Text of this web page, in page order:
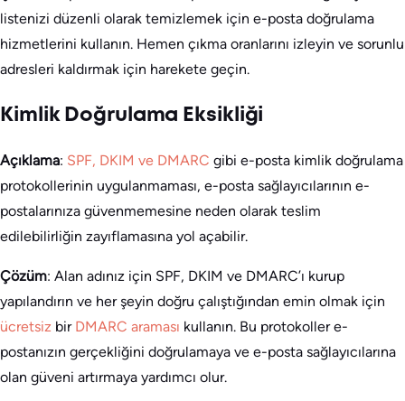
listenizi düzenli olarak temizlemek için e-posta doğrulama
hizmetlerini kullanın. Hemen çıkma oranlarını izleyin ve sorunlu
adresleri kaldırmak için harekete geçin.
Kimlik Doğrulama Eksikliği
Açıklama: SPF, DKIM ve DMARC gibi e-posta kimlik doğrulama
protokollerinin uygulanmaması, e-posta sağlayıcılarının e-
postalarınıza güvenmemesine neden olarak teslim
edilebilirliğin zayıflamasına yol açabilir.
Çözüm: Alan adınız için SPF, DKIM ve DMARC’ı kurup
yapılandırın ve her şeyin doğru çalıştığından emin olmak için
ücretsiz bir DMARC araması kullanın. Bu protokoller e-
postanızın gerçekliğini doğrulamaya ve e-posta sağlayıcılarına
olan güveni artırmaya yardımcı olur.